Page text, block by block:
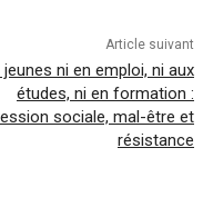
Article suivant
jeunes ni en emploi, ni aux
études, ni en formation :
sociale, mal-être et
résistance